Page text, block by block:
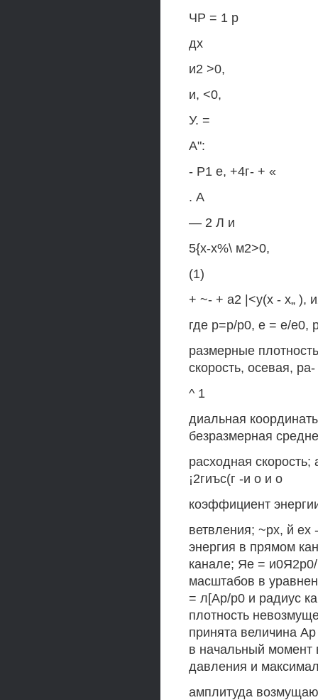
ЧР = 1 р
дх
и2 >0,
и, <0,
У. =
А":
- Р1 е, +4г- + «
. А
— 2 Л и
5{х-х%\ м2>0,
(1)
+ ~- + а2 |<у(х - х„ ),
где р=р/р0, е = е/е0,
размерные
скорость, осевая, ра-
^ 1
диальная
безразмерная
расходная
¡2гиъс(г -и о и о
коэффициент
ветвления; ~рх, й ех
энергия в прямом
канале; Яе =
масштабов в
= л[Ар/р0 и радиус
плотность
принята величина
в начальный момент
давления и
амплитуда